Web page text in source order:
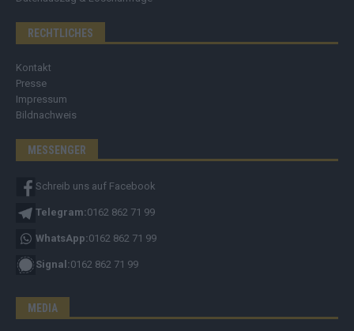
RECHTLICHES
Kontakt
Presse
Impressum
Bildnachweis
MESSENGER
Schreib uns auf Facebook
Telegram:0162 862 71 99
WhatsApp:0162 862 71 99
Signal:0162 862 71 99
MEDIA